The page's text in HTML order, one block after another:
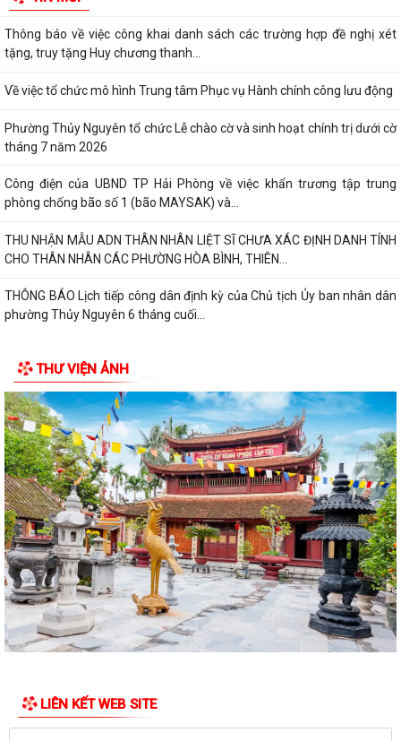
Thông báo về việc công khai danh sách các trường hợp đề nghị xét
tặng, truy tặng Huy chương thanh...
Về việc tổ chức mô hình Trung tâm Phục vụ Hành chính công lưu động
Phường Thủy Nguyên tổ chức Lễ chào cờ và sinh hoạt chính trị dưới cờ
tháng 7 năm 2026
Công điện của UBND TP Hải Phòng về việc khẩn trương tập trung
phòng chống bão số 1 (bão MAYSAK) và...
THU NHẬN MẪU ADN THÂN NHÂN LIỆT SĨ CHƯA XÁC ĐỊNH DANH TÍNH
CHO THÂN NHÂN CÁC PHƯỜNG HÒA BÌNH, THIÊN...
THÔNG BÁO Lịch tiếp công dân định kỳ của Chủ tịch Ủy ban nhân dân
phường Thủy Nguyên 6 tháng cuối...
THÂN NHÂN LIỆT SĨ CHƯA XÁC ĐỊNH DANH TÍNH
PHƯỜNG THỦY NGUYÊN TRIỂN KHAI VẬN ĐỘNG ỦNG HỘ QUỸ "ĐỀN ƠN
ĐÁP NGHĨA" NĂM 2026
THÔNG TIN VỀ VIỆC SẮP XẾP, TỔ CHỨC LẠI CÁC TỔ DÂN PHỐ TRÊN
ĐỊA BÀN PHƯỜNG THỦY NGUYÊN
Nghị quyết thành lập phòng chuyên môn
Trung tâm chính trị phường Thủy Nguyên tiếp tục tổ chức lớp bồi
dưỡng lý luận chính trị và nghiệp...
Thông báo của UBND phường Thủy Nguyên Tóm tắt thành tích cá
nhân đề nghị xét tặng danh hiệu nhà...
Kế hoạch tuyên truyền chào mừng kỷ niệm các ngày lễ lớn trong tháng
THƯ VIỆN ẢNH
LIÊN KẾT WEB SITE